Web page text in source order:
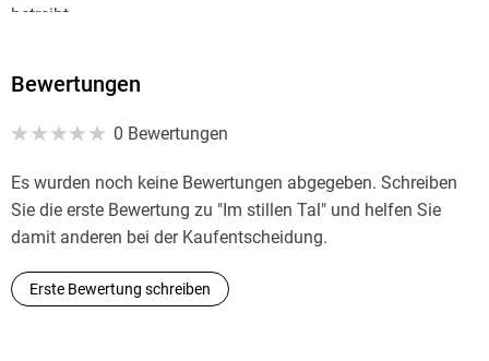
betreibt.
Bewertungen
0 Bewertungen
Es wurden noch keine Bewertungen abgegeben. Schreiben
Sie die erste Bewertung zu "Im stillen Tal" und helfen Sie
damit anderen bei der Kaufentscheidung.
Erste Bewertung schreiben